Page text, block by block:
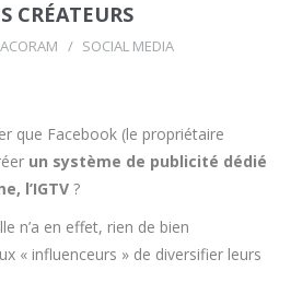
CRÉATEURS
SOCIAL MEDIA
que Facebook (le propriétaire
un système de publicité dédié
l’IGTV ?
n’a en effet, rien de bien
« influenceurs » de diversifier leurs